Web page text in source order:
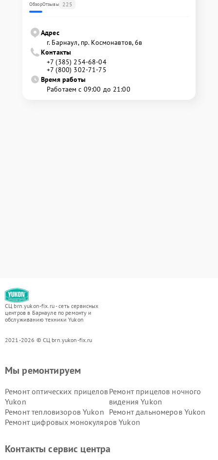
ОбзорОтзывы 225
Адрес
г. Барнаул, ​пр. Космонавтов, 6в
Контакты
+7 (385) 254-68-04
+7 (800) 302-71-75
Время работы
Работаем с 09:00 до 21:00
СЦ brn.yukon-fix.ru - сеть сервисных
центров в Барнауле по ремонту и
обслуживанию техники Yukon
2021-2026 © СЦ brn.yukon-fix.ru
Мы ремонтируем
Ремонт оптических прицелов
Yukon
Ремонт прицелов ночного
видения Yukon
Ремонт тепловизоров Yukon Ремонт дальномеров Yukon
Ремонт цифровых монокуляров Yukon
Контакты сервис центра